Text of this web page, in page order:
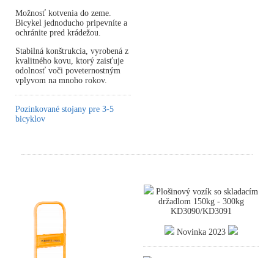
Možnosť kotvenia do zeme.
Bicykel jednoducho pripevníte a
ochránite pred krádežou.
Stabilná konštrukcia, vyrobená z
kvalitného kovu, ktorý zaisťuje
odolnosť voči poveternostným
vplyvom na mnoho rokov.
Pozinkované stojany pre 3-5
bicyklov
Plošinový vozík so skladacím
držadlom 150kg - 300kg
KD3090/KD3091
Novinka 2023